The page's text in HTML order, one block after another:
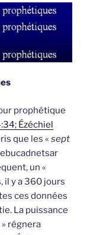
prophétique
Ézéchiel
que les « sept
un «
il y a 360 jours
ces données
La puissance
» régnera